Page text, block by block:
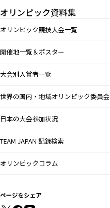
オリンピック資料集
オリンピック競技大会一覧
開催地一覧＆ポスター
大会別入賞者一覧
世界の国内・地域オリンピック委員会
日本の大会参加状況
TEAM JAPAN 記録検索
オリンピックコラム
ページをシェア